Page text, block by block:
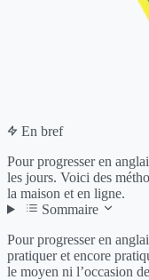
En bref
Pour progresser en
les jours. Voici des
la maison et en ligne.
Sommaire
Pour progresser en
pratiquer et encore
le moyen ni l’occasion